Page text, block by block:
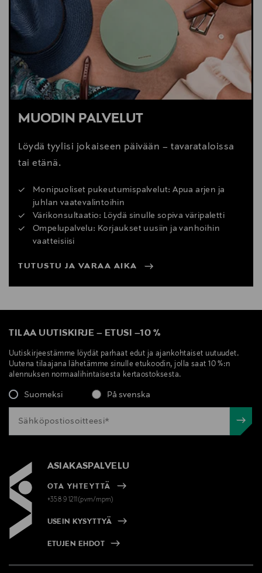
MUODIN PALVELUT
Löydä tyylisi jokaiseen päivään – tavarataloissa
tai etänä.
Monipuoliset pukeutumispalvelut: Apua arjen ja
juhlan vaatevalintoihin
Värikonsultaatio: Löydä sinulle sopiva väripaletti
Ompelupalvelu: Korjaukset uusiin ja vanhoihin
vaatteisiisi
TUTUSTU JA VARAA AIKA
TILAA UUTISKIRJE – ETUSI –10 %
Uutiskirjeestämme löydät parhaat edut ja ajankohtaiset uutuudet.
Uutena tilaajana lähetämme sinulle etukoodin, jolla saat 10 %:n
alennuksen normaalihintaisesta kertaostoksesta.
Suomeksi På svenska
ASIAKASPALVELU
OTA YHTEYTTÄ
+358 9 1211(pvm/mpm)
USEIN KYSYTTYÄ
ETUJEN EHDOT